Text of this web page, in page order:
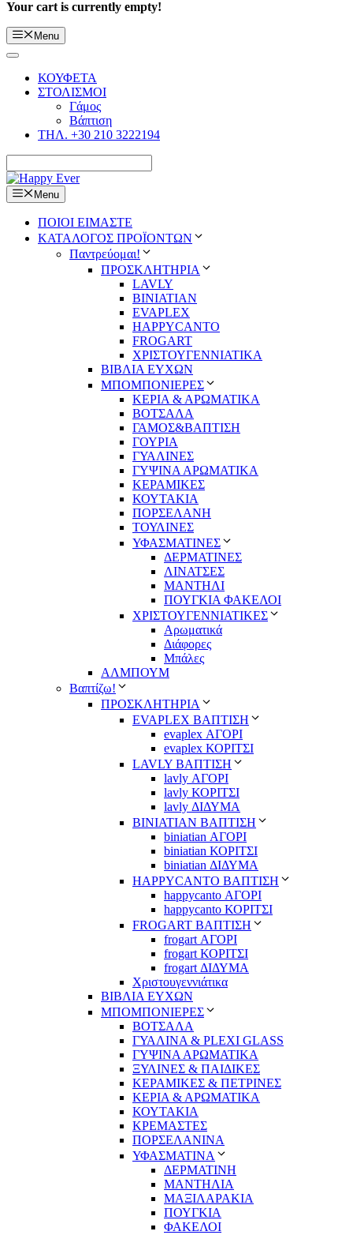
Your cart is currently empty!
Menu
ΚΟΥΦΕΤΑ
ΣΤΟΛΙΣΜΟΙ
Γάμος
Βάπτιση
ΤΗΛ. +30 210 3222194
Menu
ΠΟΙΟΙ ΕΙΜΑΣΤΕ
ΚΑΤΑΛΟΓΟΣ ΠΡΟΪΟΝΤΩΝ
Παντρεύομαι!
ΠΡΟΣΚΛΗΤΗΡΙΑ
LAVLY
BINIATIAN
EVAPLEX
HAPPYCANTO
FROGART
ΧΡΙΣΤΟΥΓΕΝΝΙΑΤΙΚΑ
ΒΙΒΛΙΑ ΕΥΧΩΝ
ΜΠΟΜΠΟΝΙΕΡΕΣ
ΚΕΡΙΑ & ΑΡΩΜΑΤΙΚΑ
ΒΟΤΣΑΛΑ
ΓΑΜΟΣ&ΒΑΠΤΙΣΗ
ΓΟΥΡΙΑ
ΓΥΑΛΙΝΕΣ
ΓΥΨΙΝΑ ΑΡΩΜΑΤΙΚΑ
ΚΕΡΑΜΙΚΕΣ
ΚΟΥΤΑΚΙΑ
ΠΟΡΣΕΛΑΝΗ
ΤΟΥΛΙΝΕΣ
ΥΦΑΣΜΑΤΙΝΕΣ
ΔΕΡΜΑΤΙΝΕΣ
ΛΙΝΑΤΣΕΣ
ΜΑΝΤΗΛΙ
ΠΟΥΓΚΙΑ ΦΑΚΕΛΟΙ
ΧΡΙΣΤΟΥΓΕΝΝΙΑΤΙΚΕΣ
Αρωματικά
Διάφορες
Μπάλες
ΑΛΜΠΟΥΜ
Βαπτίζω!
ΠΡΟΣΚΛΗΤΗΡΙΑ
EVAPLEX ΒΑΠΤΙΣΗ
evaplex ΑΓΟΡΙ
evaplex ΚΟΡΙΤΣΙ
LAVLY ΒΑΠΤΙΣΗ
lavly ΑΓΟΡΙ
lavly ΚΟΡΙΤΣΙ
lavly ΔΙΔΥΜΑ
ΒΙΝΙΑΤΙΑΝ ΒΑΠΤΙΣΗ
biniatian ΑΓΟΡΙ
biniatian ΚΟΡΙΤΣΙ
biniatian ΔΙΔΥΜΑ
HAPPYCANTO ΒΑΠΤΙΣΗ
happycanto ΑΓΟΡΙ
happycanto ΚΟΡΙΤΣΙ
FROGART ΒΑΠΤΙΣΗ
frogart ΑΓΟΡΙ
frogart ΚΟΡΙΤΣΙ
frogart ΔΙΔΥΜΑ
Χριστουγεννιάτικα
ΒΙΒΛΙΑ ΕΥΧΩΝ
ΜΠΟΜΠΟΝΙΕΡΕΣ
ΒΟΤΣΑΛΑ
ΓΥΑΛΙΝΑ & PLEXI GLASS
ΓΥΨΙΝΑ ΑΡΩΜΑΤΙΚΑ
ΞΥΛΙΝΕΣ & ΠΑΙΔΙΚΕΣ
ΚΕΡΑΜΙΚΕΣ & ΠΕΤΡΙΝΕΣ
ΚΕΡΙΑ & ΑΡΩΜΑΤΙΚΑ
ΚΟΥΤΑΚΙΑ
ΚΡΕΜΑΣΤΕΣ
ΠΟΡΣΕΛΑΝΙΝΑ
ΥΦΑΣΜΑΤΙΝA
ΔΕΡΜΑΤΙΝΗ
ΜΑΝΤΗΛΙΑ
ΜΑΞΙΛΑΡΑΚΙΑ
ΠΟΥΓΚΙΑ
ΦΑΚΕΛΟΙ